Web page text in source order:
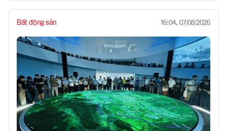
Bất động sản 16:04, 07/08/2026